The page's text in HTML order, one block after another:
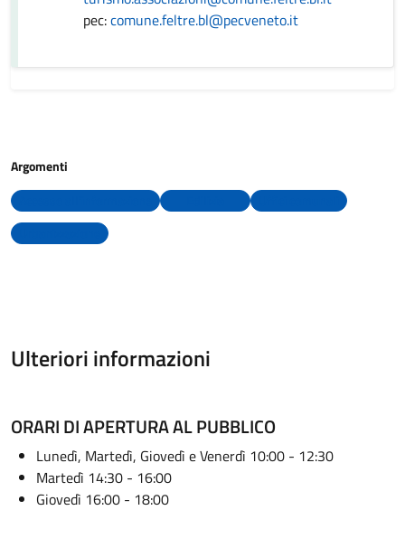
pec:comune.feltre.bl@pecveneto.it
Argomenti
Ulteriori informazioni
ORARI DI APERTURA AL PUBBLICO
Lunedì, Martedì, Giovedì e Venerdì 10:00 - 12:30
Martedì 14:30 - 16:00
Giovedì 16:00 - 18:00